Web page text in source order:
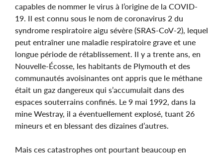
capables de nommer le virus à l’origine de la COVID-
19. Il est connu sous le nom de coronavirus 2 du
syndrome respiratoire aigu sévère (SRAS-CoV-2), lequel
peut entraîner une maladie respiratoire grave et une
longue période de rétablissement. Il y a trente ans, en
Nouvelle-Écosse, les habitants de Plymouth et des
communautés avoisinantes ont appris que le méthane
était un gaz dangereux qui s’accumulait dans des
espaces souterrains confinés. Le 9 mai 1992, dans la
mine Westray, il a éventuellement explosé, tuant 26
mineurs et en blessant des dizaines d’autres.
Mais ces catastrophes ont pourtant beaucoup en